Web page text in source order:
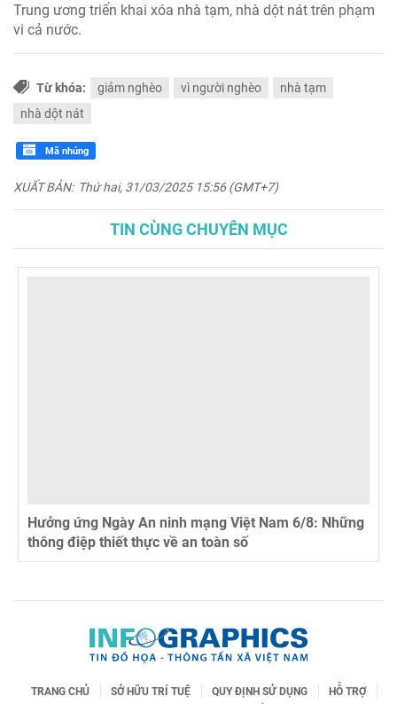
Trung ương triển khai xóa nhà tạm, nhà dột nát trên phạm
vi cả nước.
Từ khóa: giảm nghèo vì người nghèo
nhà tạm
nhà dột nát
Mã nhúng
XUẤT BẢN: Thứ hai, 31/03/2025 15:56 (GMT+7)
TIN CÙNG CHUYÊN MỤC
Hưởng ứng Ngày An ninh mạng Việt Nam 6/8: Những
thông điệp thiết thực về an toàn số
TRANG CHỦ SỞ HỮU TRÍ TUỆ QUY ĐỊNH SỬ DỤNG HỖ TRỢ